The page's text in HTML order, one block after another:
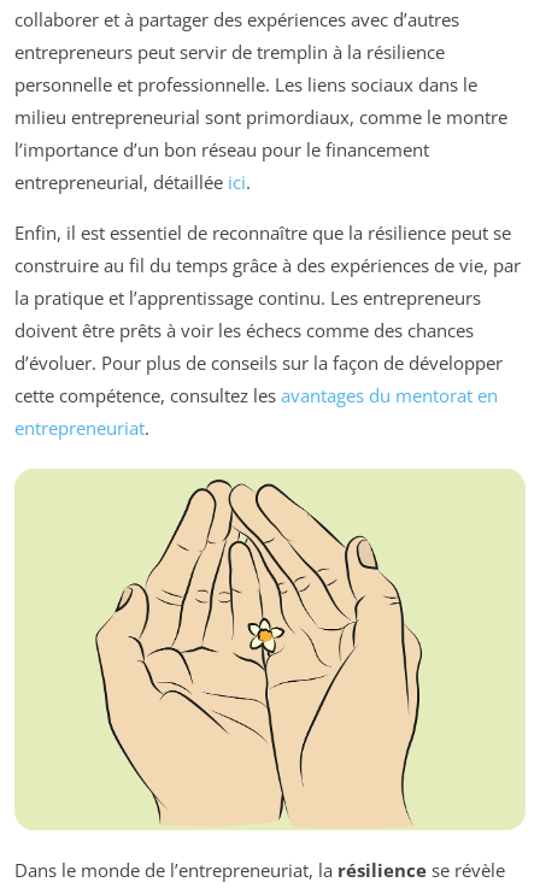
collaborer et à partager des expériences avec d’autres
entrepreneurs peut servir de tremplin à la résilience
personnelle et professionnelle. Les liens sociaux dans le
milieu entrepreneurial sont primordiaux, comme le montre
l’importance d’un bon réseau pour le financement
entrepreneurial, détaillée ici.
Enfin, il est essentiel de reconnaître que la résilience peut se
construire au fil du temps grâce à des expériences de vie, par
la pratique et l’apprentissage continu. Les entrepreneurs
doivent être prêts à voir les échecs comme des chances
d’évoluer. Pour plus de conseils sur la façon de développer
cette compétence, consultez les avantages du mentorat en
entrepreneuriat.
Dans le monde de l’entrepreneuriat, la résilience se révèle